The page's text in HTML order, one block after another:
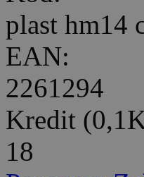
plast hm14
EAN:
2261294
Kredit
18